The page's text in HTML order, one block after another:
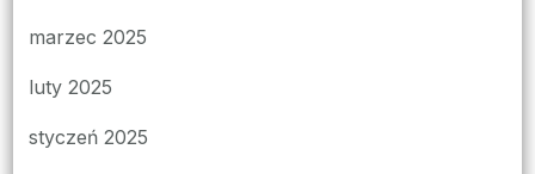
marzec 2025
luty 2025
styczeń 2025